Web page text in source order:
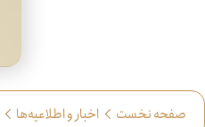
صفحه نخست اخبار و اطلاعیه‌ها